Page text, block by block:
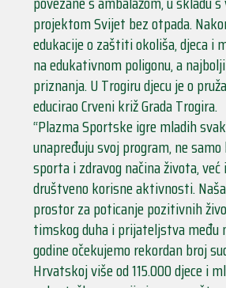
projektom Svijet bez otpada.
edukacije o zaštiti okoliša, djeca i
na edukativnom poligonu, a
priznanja. U Trogiru djecu je o
educirao Crveni križ Grada Trogira.
“Plazma Sportske igre mladih
unapređuju svoj program, ne
sporta i zdravog načina života,
društveno korisne aktivnosti.
prostor za poticanje pozitivnih
timskog duha i prijateljstva među
godine očekujemo rekordan broj
Hrvatskoj više od 115.000 djece i